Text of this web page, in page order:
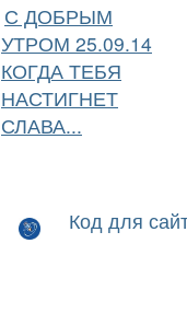
С ДОБРЫМ
УТРОМ 25.09.14
КОГДА ТЕБЯ
НАСТИГНЕТ
СЛАВА...
Код для